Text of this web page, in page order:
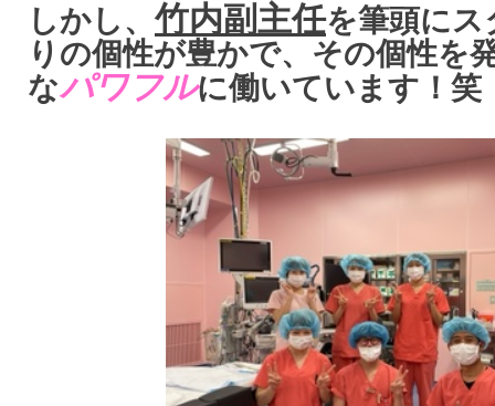
しかし、 竹内副主任を筆頭に
りの個性が豊かで、その個性を
なパワフルに働いています！笑